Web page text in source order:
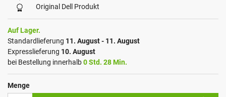
Original Dell Produkt
Auf Lager.
Standardlieferung 11. August - 11. August
Expresslieferung 10. August
bei Bestellung innerhalb0 Std. 28 Min.
Menge